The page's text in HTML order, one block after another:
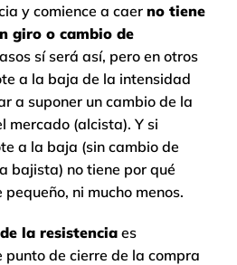
y comience a caer no tiene
giro o cambio de
sí será así, pero en otros
a la baja de la intensidad
a suponer un cambio de la
mercado (alcista). Y si
a la baja (sin cambio de
bajista) no tiene por qué
ni mucho menos.
la resistencia es
punto de cierre de la compra